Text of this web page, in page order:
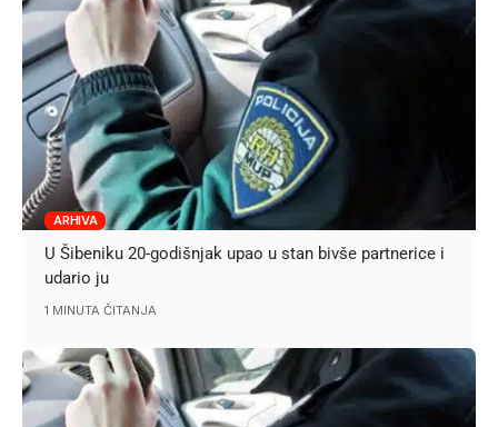
ARHIVA
U Šibeniku 20-godišnjak upao u stan bivše partnerice i
udario ju
1 MINUTA ČITANJA